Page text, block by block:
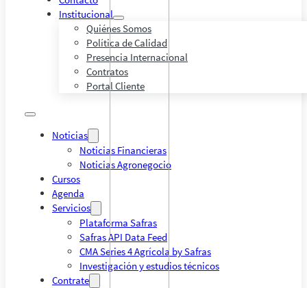
Institucional
Quiénes Somos
Política de Calidad
Presencia Internacional
Contratos
Portal Cliente
Noticias
Noticias Financieras
Noticias Agronegocio
Cursos
Agenda
Servicios
Plataforma Safras
Safras API Data Feed
CMA Series 4 Agrícola by Safras
Investigación y estudios técnicos
Contrate